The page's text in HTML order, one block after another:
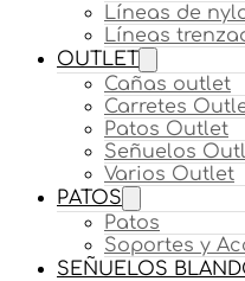
Líneas de
Líneas
OUTLET
Cañas outlet
Carretes
Patos Outlet
Señuelos
Varios Outlet
PATOS
Patos
Soportes y
SEÑUELOS